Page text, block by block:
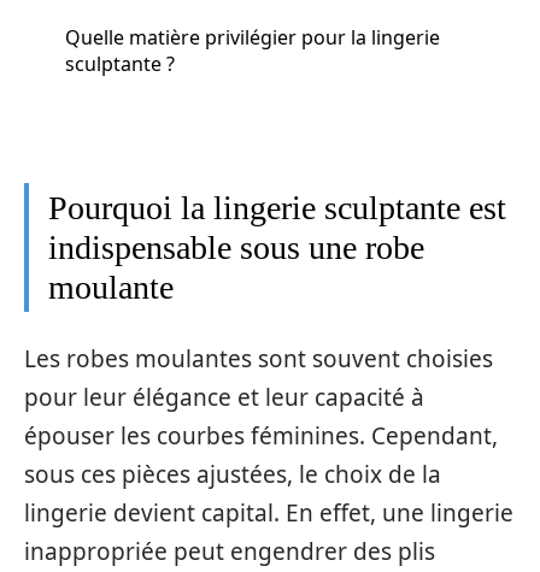
Quelle matière privilégier pour la lingerie
sculptante ?
Pourquoi la lingerie sculptante est
indispensable sous une robe
moulante
Les robes moulantes sont souvent choisies
pour leur élégance et leur capacité à
épouser les courbes féminines. Cependant,
sous ces pièces ajustées, le choix de la
lingerie devient capital. En effet, une lingerie
inappropriée peut engendrer des plis